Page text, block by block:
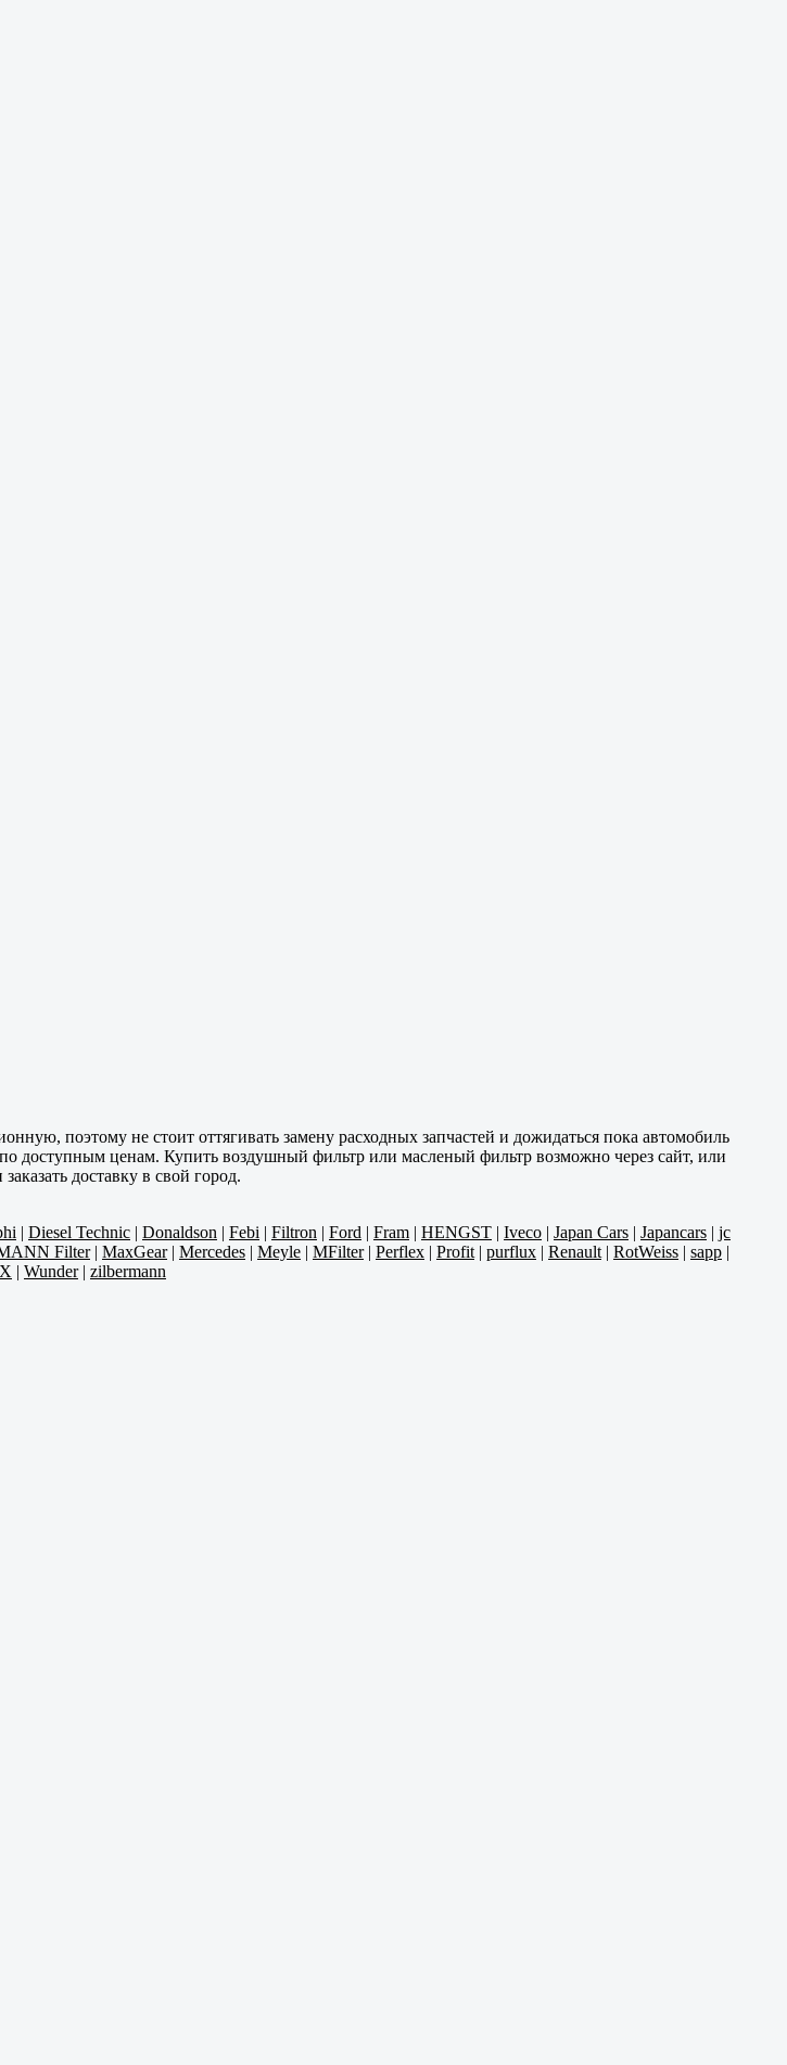
поэтому не стоит оттягивать замену расходных запчастей и дожидаться пока автомобиль
доступным ценам. Купить воздушный фильтр или масленый фильтр возможно через сайт, или
доставку в свой город.
| Diesel Technic | Donaldson | Febi | Filtron | Ford | Fram | HENGST | Iveco | Japan Cars | Japancars | jc
Filter| MaxGear| Mercedes | Meyle | MFilter| Perflex | Profit | purflux | Renault | RotWeiss | sapp |
| Wunder| zilbermann